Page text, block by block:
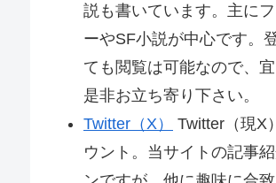
説も書いています。主に
ーやSF小説が中心です。
ても閲覧は可能なので、
是非お立ち寄り下さい。
Twitter（X）
Twitter（現X
ウント。当サイトの記事